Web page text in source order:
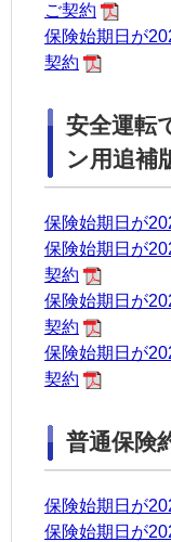
ご契約
保険始期日が
契約
安全運転
ン用追補
保険始期日が
保険始期日が
契約
保険始期日が
契約
保険始期日が
契約
普通保険
保険始期日が
保険始期日が